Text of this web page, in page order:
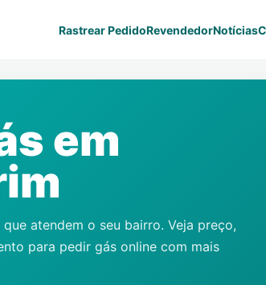
Rastrear PedidoRevendedorNotícias
em
atendem o seu bairro. Veja preço,
para pedir gás online com mais